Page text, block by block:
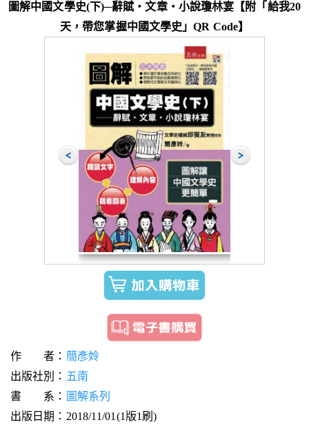
圖解中國文學史(下)─辭賦‧文章‧小說瓊林宴【附「給我20
天，帶您掌握中國文學史」QR Code】
作 者： 簡彥姈
出版社別： 五南
書 系： 圖解系列
出版日期：2018/11/01(1版1刷)